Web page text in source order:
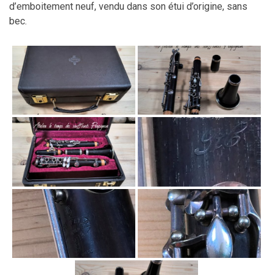
d’emboitement neuf, vendu dans son étui d’origine, sans
bec.